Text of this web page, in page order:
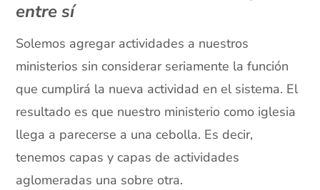
entre sí
Solemos agregar actividades a nuestros
ministerios sin considerar seriamente la función
que cumplirá la nueva actividad en el sistema. El
resultado es que nuestro ministerio como iglesia
llega a parecerse a una cebolla. Es decir,
tenemos capas y capas de actividades
aglomeradas una sobre otra.